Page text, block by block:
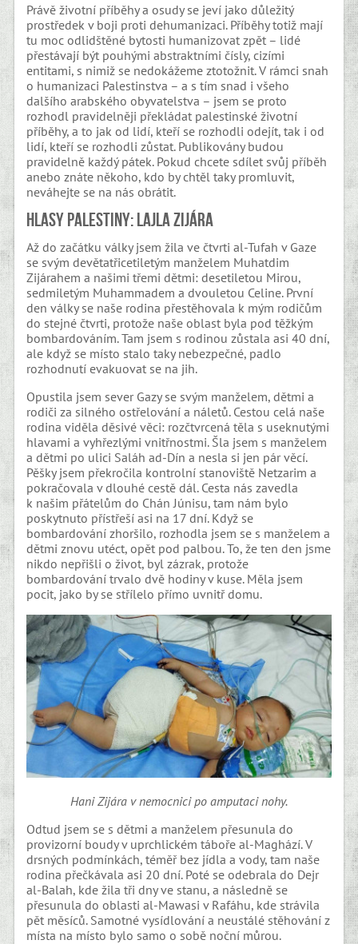
Právě životní příběhy a osudy se jeví jako důležitý
prostředek v boji proti dehumanizaci. Příběhy totiž mají
tu moc odlidštěné bytosti humanizovat zpět – lidé
přestávají být pouhými abstraktními čísly, cizími
entitami, s nimiž se nedokážeme ztotožnit. V rámci snah
o humanizaci Palestinstva – a s tím snad i všeho
dalšího arabského obyvatelstva – jsem se proto
rozhodl pravidelněji překládat palestinské životní
příběhy, a to jak od lidí, kteří se rozhodli odejít, tak i od
lidí, kteří se rozhodli zůstat. Publikovány budou
pravidelně každý pátek. Pokud chcete sdílet svůj příběh
anebo znáte někoho, kdo by chtěl taky promluvit,
neváhejte se na nás obrátit.
Hlasy Palestiny: Lajla Zijára
Až do začátku války jsem žila ve čtvrti al-Tufah v Gaze
se svým devětatřicetiletým manželem Muhatdim
Zijárahem a našimi třemi dětmi: desetiletou Mirou,
sedmiletým Muhammadem a dvouletou Celine. První
den války se naše rodina přestěhovala k mým rodičům
do stejné čtvrti, protože naše oblast byla pod těžkým
bombardováním. Tam jsem s rodinou zůstala asi 40 dní,
ale když se místo stalo taky nebezpečné, padlo
rozhodnutí evakuovat se na jih.
Opustila jsem sever Gazy se svým manželem, dětmi a
rodiči za silného ostřelování a náletů. Cestou celá naše
rodina viděla děsivé věci: rozčtvrcená těla s useknutými
hlavami a vyhřezlými vnitřnostmi. Šla jsem s manželem
a dětmi po ulici Saláh ad-Dín a nesla si jen pár věcí.
Pěšky jsem překročila kontrolní stanoviště Netzarim a
pokračovala v dlouhé cestě dál. Cesta nás zavedla
k našim přátelům do Chán Júnisu, tam nám bylo
poskytnuto přístřeší asi na 17 dní. Když se
bombardování zhoršilo, rozhodla jsem se s manželem a
dětmi znovu utéct, opět pod palbou. To, že ten den jsme
nikdo nepřišli o život, byl zázrak, protože
bombardování trvalo dvě hodiny v kuse. Měla jsem
pocit, jako by se střílelo přímo uvnitř domu.
Hani Zijára v nemocnici po amputaci nohy.
Odtud jsem se s dětmi a manželem přesunula do
provizorní boudy v uprchlickém táboře al-Maghází. V
drsných podmínkách, téměř bez jídla a vody, tam naše
rodina přečkávala asi 20 dní. Poté se odebrala do Dejr
al-Balah, kde žila tři dny ve stanu, a následně se
přesunula do oblasti al-Mawasi v Rafáhu, kde strávila
pět měsíců. Samotné vysídlování a neustálé stěhování z
místa na místo bylo samo o sobě noční můrou.